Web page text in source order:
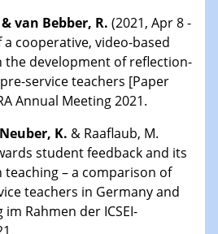
van Bebber, R. (2021, Apr 8 -
a cooperative, video-based
the development of reflection-
service teachers [Paper
Annual Meeting 2021.
Neuber, K. & Raaflaub, M.
student feedback and its
– a comparison of
teachers in Germany and
Rahmen der ICSEI-